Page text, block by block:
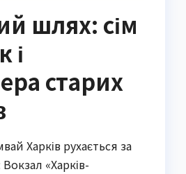
шлях: сім
і
старих
Харків рухається за
«Харків-